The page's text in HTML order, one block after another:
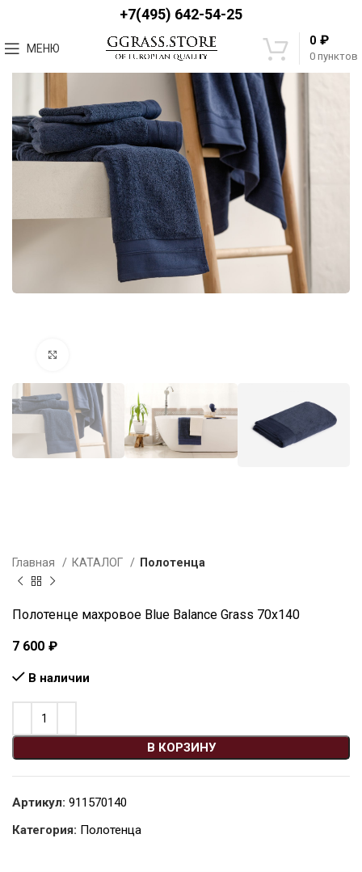
+7(495) 642-54-25
МЕНЮ
0 пунктов
0 ₽
Главная КАТАЛОГ Полотенца
Полотенце махровое Blue Balance Grass 70х140
7 600 ₽
В наличии
В КОРЗИНУ
Артикул: 911570140
Категория: Полотенца